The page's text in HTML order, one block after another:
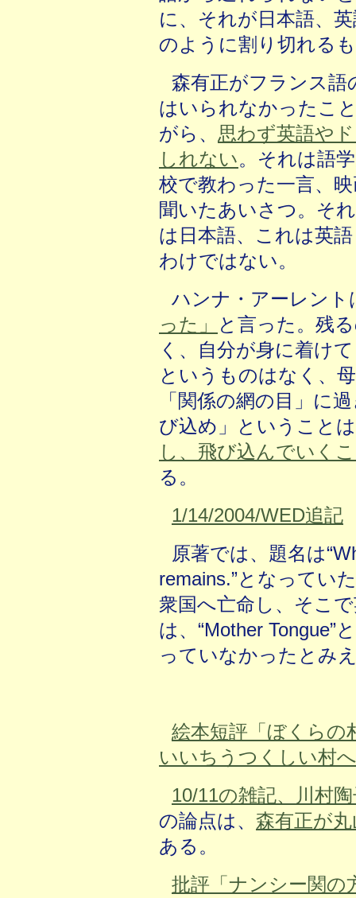
に、それが日本語、
のように割り切れる
森有正がフランス語
はいられなかったこ
がら、 思わず英語や
しれない。それは語
校で教わった一言、
聞いたあいさつ。そ
は日本語、これは英
わけではない。
ハンナ・アーレント
った」
と言った。残
く、自分が身に着け
というものはなく、
「関係の網の目」に
び込め」ということ
し、飛び込んでいく
る。
1/14/2004/WED追記
原著では、題名は
remains.”となってい
衆国へ亡命し、そこ
は、“Mother Tongue”
っていなかったとみ
絵本短評「ぼくらの
いいちうつくしい村
10/11の雑記、川村
の論点は、 森有正が
ある。
批評「ナンシー関の